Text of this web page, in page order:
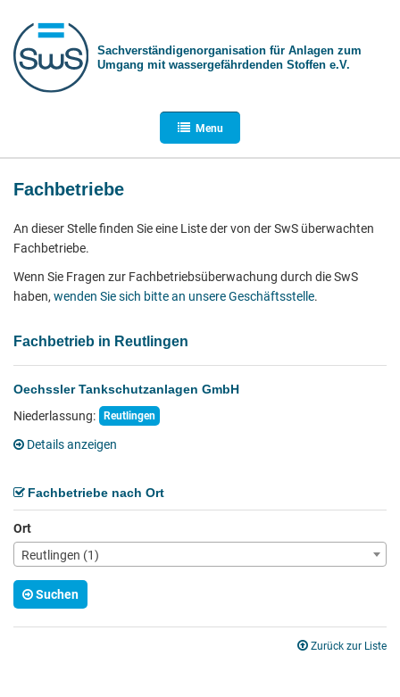
Sachverständigen­organisation für Anlagen zum
Umgang mit wasser­gefährdenden Stoffen e.V.
Menu
Fachbetriebe
An dieser Stelle finden Sie eine Liste der von der SwS überwachten
Fachbetriebe.
Wenn Sie Fragen zur Fachbetriebsüberwachung durch die SwS
haben, wenden Sie sich bitte an unsere Geschäftsstelle.
Fachbetrieb in Reutlingen
Oechssler Tankschutzanlagen GmbH
Niederlassung:
Reutlingen
Details anzeigen
Fachbetriebe nach Ort
Ort
Reutlingen (1)
Suchen
Zurück zur Liste